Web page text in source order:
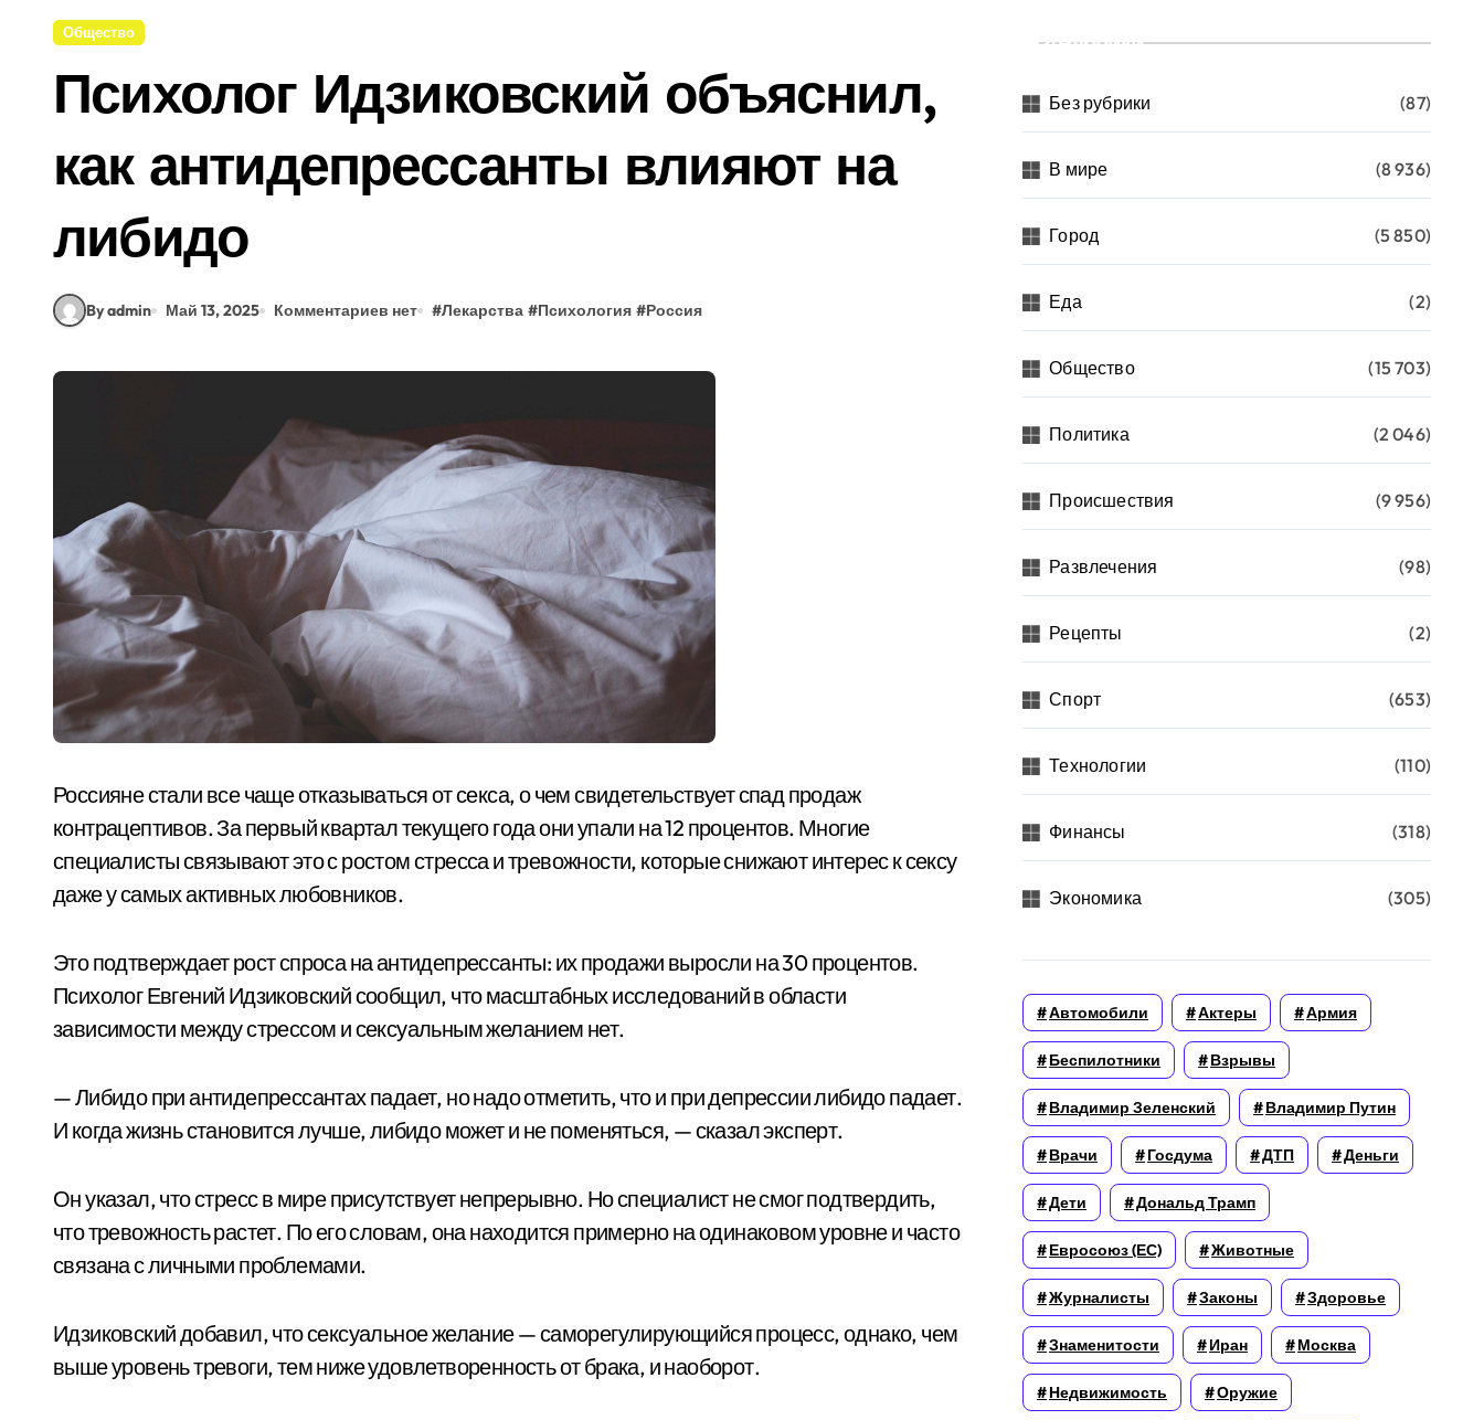
Общество
Психолог Идзиковский объяснил,
как антидепрессанты влияют на
либидо
By admin Май 13, 2025 Комментариев нет #Лекарства #Психология #Россия
Россияне стали все чаще отказываться от секса, о чем свидетельствует спад продаж
контрацептивов. За первый квартал текущего года они упали на 12 процентов. Многие
специалисты связывают это с ростом стресса и тревожности, которые снижают интерес к сексу
даже у самых активных любовников.
Это подтверждает рост спроса на антидепрессанты: их продажи выросли на 30 процентов.
Психолог Евгений Идзиковский сообщил, что масштабных исследований в области
зависимости между стрессом и сексуальным желанием нет.
— Либидо при антидепрессантах падает, но надо отметить, что и при депрессии либидо падает.
И когда жизнь становится лучше, либидо может и не поменяться, — сказал эксперт.
Он указал, что стресс в мире присутствует непрерывно. Но специалист не смог подтвердить,
что тревожность растет. По его словам, она находится примерно на одинаковом уровне и часто
связана с личными проблемами.
Идзиковский добавил, что сексуальное желание — саморегулирующийся процесс, однако, чем
выше уровень тревоги, тем ниже удовлетворенность от брака, и наоборот.
Рубрики
Без рубрики (87)
В мире (8 936)
Город (5 850)
Еда (2)
Общество (15 703)
Политика (2 046)
Происшествия (9 956)
Развлечения (98)
Рецепты (2)
Спорт (653)
Технологии (110)
Финансы (318)
Экономика (305)
Автомобили Актеры Армия
Беспилотники Взрывы
Владимир Зеленский Владимир Путин
Врачи Госдума ДТП Деньги
Дети Дональд Трамп
Евросоюз (ЕС) Животные
Журналисты Законы Здоровье
Знаменитости Иран Москва
Недвижимость Оружие